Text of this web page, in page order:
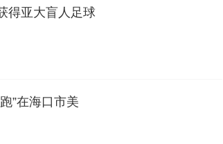
得亚大盲人足球
”在海口市美